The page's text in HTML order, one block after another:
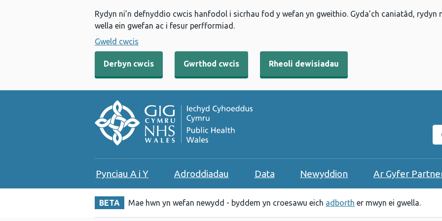
Rydyn ni’n defnyddio cwcis hanfodol i sicrhau fod y wefan yn gweithio. Gyda’ch caniatâd,
wella ein gwefan ac i fesur perfformiad.
Gweld cwcis
Derbyn cwcis Gwrthod cwcis Rheoli dewisiadau
Pynciau A i Y Adroddiadau Data Newyddion Ar Gyfer
BETA Mae hwn yn wefan newydd - byddem yn croesawu eich adborth er mwyn ei gwella.